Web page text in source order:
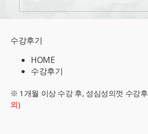
수강후기
HOME
수강후기
※ 1개월 이상 수강 후, 성심성의껏 수강
외)